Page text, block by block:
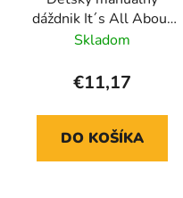
dáždnik It´s All About
Minnie
Skladom
€11,17
DO KOŠÍKA